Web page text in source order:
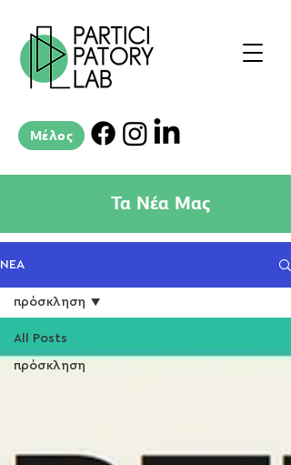
Μέλος
Τα Νέα Μας
ΝΕΑ
All Posts
πρόσκληση
πρόσκληση